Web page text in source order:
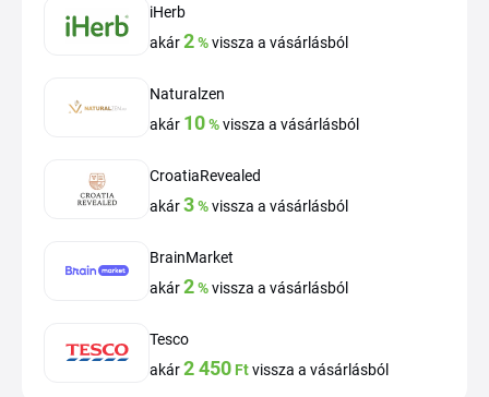
iHerb
akár2%vissza a vásárlásból
Naturalzen
akár 10%vissza a vásárlásból
CroatiaRevealed
akár3%vissza a vásárlásból
BrainMarket
akár2%vissza a vásárlásból
Tesco
akár2 450 Ftvissza a vásárlásból